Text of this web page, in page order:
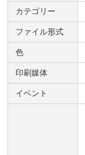
カテゴリー
ファイル形式
色
印刷媒体
イベント